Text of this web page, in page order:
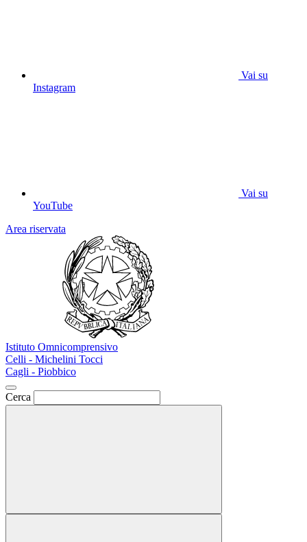
Vai su
Instagram
Vai su
YouTube
Area riservata
Istituto Omnicomprensivo
Celli - Michelini Tocci
Cagli - Piobbico
Cerca